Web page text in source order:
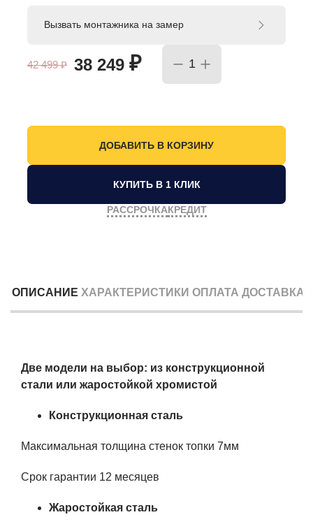
42 499₽ 38 249 ₽
Вызвать монтажника на замер
КУПИТЬ В 1 КЛИК
РАССРОЧКАКРЕДИТ
ОПИСАНИЕ ХАРАКТЕРИСТИКИ ОПЛАТА ДОСТАВКА
Две модели на выбор: из конструкционной
стали или жаростойкой хромистой
Конструкционная сталь
Максимальная толщина стенок топки 7мм
Срок гарантии 12 месяцев
Жаростойкая сталь